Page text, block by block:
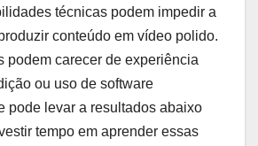
técnicas podem impedir a
conteúdo em vídeo polido.
podem carecer de experiência
ou uso de software
pode levar a resultados abaixo
tempo em aprender essas